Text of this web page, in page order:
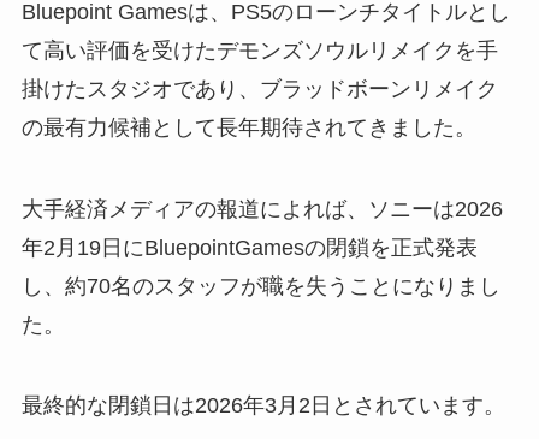
Bluepoint Gamesは、PS5のローンチタイトルとし
て高い評価を受けたデモンズソウルリメイクを手
掛けたスタジオであり、ブラッドボーンリメイク
の最有力候補として長年期待されてきました。
大手経済メディアの報道によれば、ソニーは2026
年2月19日にBluepointGamesの閉鎖を正式発表
し、約70名のスタッフが職を失うことになりまし
た。
最終的な閉鎖日は2026年3月2日とされています。